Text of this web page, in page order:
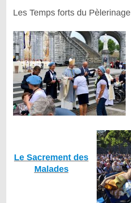
Les Temps forts du Pèlerinage
Le Sacrement des
Malades